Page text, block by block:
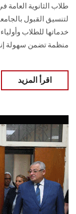
طلاب الثانوية العامة
لتنسيق القبول
خدماتها للطلاب
منظمة تضمن سهولة
اقرأ المزيد